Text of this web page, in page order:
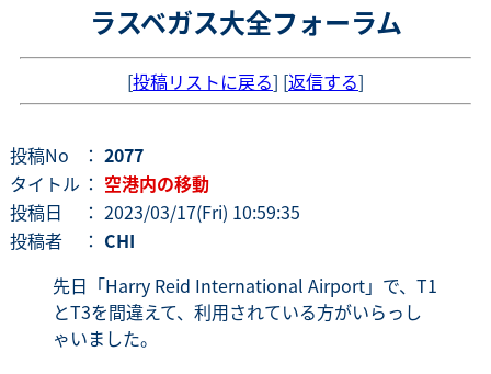
ラスベガス大全フォーラム
[投稿リストに戻る] [返信する]
投稿No ： 2077
タイトル ： 空港内の移動
投稿日
： 2023/03/17(Fri) 10:59:35
投稿者
： CHI
先日「Harry Reid International Airport」で、T1
とT3を間違えて、利用されている方がいらっし
ゃいました。